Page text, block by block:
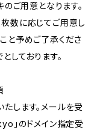
ご用意となります。
数に応じてご用意し
と予めご了承くださ
しております。
します。メールを受
」のドメイン指定受